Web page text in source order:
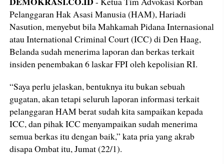
Pelanggaran Hak Asasi Manusia (HAM), Hariadi
Nasution, menyebut bila Mahkamah Pidana Internasional
atau International Criminal Court (ICC) di Den Haag,
Belanda sudah menerima laporan dan berkas terkait
insiden penembakan 6 laskar FPI oleh kepolisian RI.
“Saya perlu jelaskan, bentuknya itu bukan sebuah
gugatan, akan tetapi seluruh laporan informasi terkait
pelanggaran HAM berat sudah kita sampaikan kepada
ICC, dan pihak ICC menyampaikan sudah menerima
semua berkas itu dengan baik,” kata pria yang akrab
disapa Ombat itu, Jumat (22/1).